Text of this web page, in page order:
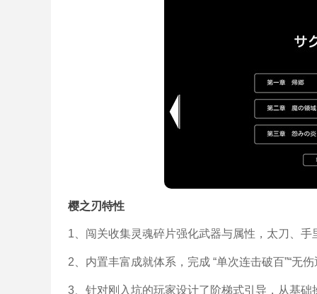
樱之刃特性
1、闯关收集灵魂碎片强化武器与属性，太刀、
2、内置丰富成就体系，完成 “单次连击破百”“无
3、针对刚入坑的玩家设计了阶梯式引导，从基